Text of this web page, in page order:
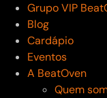
Grupo VIP
Blog
Cardápio
Eventos
A BeatOven
Quem